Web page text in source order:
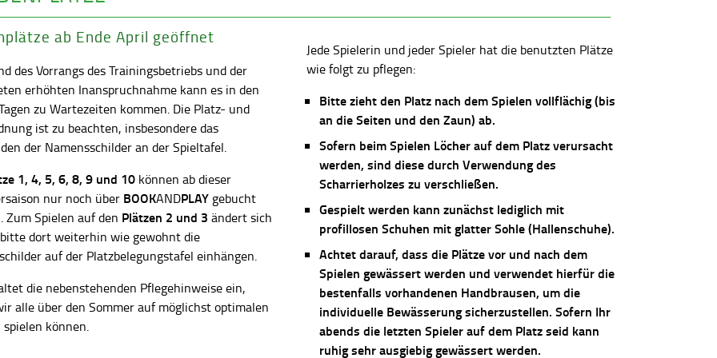
ab Ende April geöffnet
des Vorrangs des Trainingsbetriebs und der
erhöhten Inanspruchnahme kann es in den
zu Wartezeiten kommen. Die Platz- und
ist zu beachten, insbesondere das
der Namensschilder an der Spieltafel.
1, 4, 5, 6, 8, 9 und 10 können ab dieser
nur noch über BOOKANDPLAY gebucht
Zum Spielen auf den Plätzen 2 und 3 ändert sich
dort weiterhin wie gewohnt die
auf der Platzbelegungstafel einhängen.
die nebenstehenden Pflegehinweise ein,
alle über den Sommer auf möglichst optimalen
spielen können.
Jede Spielerin und jeder Spieler hat die benutzten Plätze
wie folgt zu pflegen:
Bitte zieht den Platz nach dem Spielen vollflächig (bis
an die Seiten und den Zaun) ab.
Sofern beim Spielen Löcher auf dem Platz verursacht
werden, sind diese durch Verwendung des
Scharrierholzes zu verschließen.
Gespielt werden kann zunächst lediglich mit
profillosen Schuhen mit glatter Sohle (Hallenschuhe).
Achtet darauf, dass die Plätze vor und nach dem
Spielen gewässert werden und verwendet hierfür die
bestenfalls vorhandenen Handbrausen, um die
individuelle Bewässerung sicherzustellen. Sofern Ihr
abends die letzten Spieler auf dem Platz seid kann
ruhig sehr ausgiebig gewässert werden.